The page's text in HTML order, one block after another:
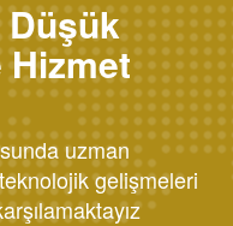
uzman
gelişmeleri